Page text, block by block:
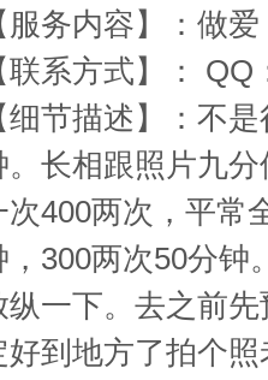
服务内容】：做
联系方式】：
细节描述】：不
。长相跟照片九
次400两次，平常
，300两次50分钟
纵一下。去之前
好到地方了拍个